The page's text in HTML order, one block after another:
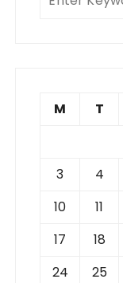
M T
3
4
10
11
17
18
24
25